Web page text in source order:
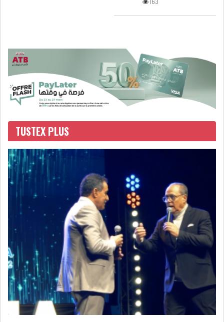
GRAPHIQUE DU TUNINDEX
RSS ANALYSES HEBDOMADAIRES
RSS ZOOMS
SECTEURS
ASSURANCES PHARMACEUTIQUE
BANCAIRE AUDIOVISUEL
LEASING
LOGISTIQUE ET
TRANSPORT
SANTÉ TOURSIME
TUSTEX PLUS